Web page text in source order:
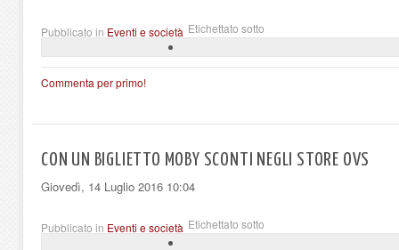
Pubblicato in Eventi e società Etichettato sotto
Commenta per primo!
CON UN BIGLIETTO MOBY SCONTI NEGLI STORE OVS
Giovedì, 14 Luglio 2016 10:04
Pubblicato in Eventi e società Etichettato sotto